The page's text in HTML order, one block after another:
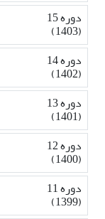
دوره 15
(1403)
دوره 14
(1402)
دوره 13
(1401)
دوره 12
(1400)
دوره 11
(1399)